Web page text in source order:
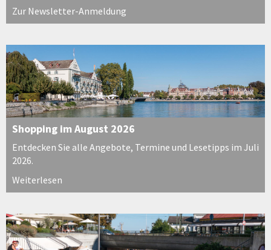
Zur Newsletter-Anmeldung
Shopping im August 2026
Entdecken Sie alle Angebote, Termine und Lesetipps im Juli
2026.
Weiterlesen